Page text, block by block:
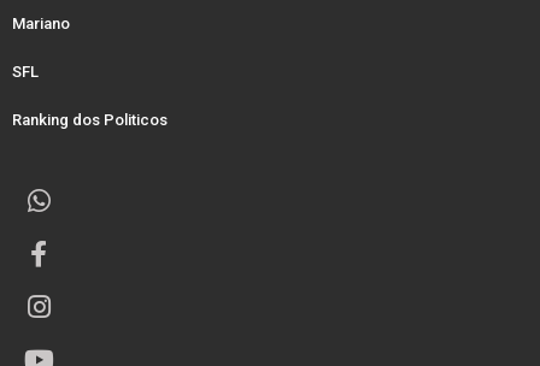
Mariano
SFL
Ranking dos Politicos